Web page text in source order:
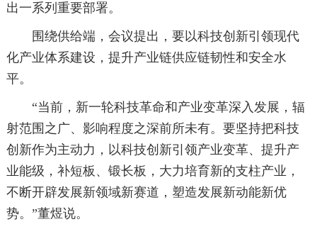
出一系列重要部署。
围绕供给端，会议提出，要以科技创新引领现代
化产业体系建设，提升产业链供应链韧性和安全水
平。
“当前，新一轮科技革命和产业变革深入发展，辐
射范围之广、影响程度之深前所未有。要坚持把科技
创新作为主动力，以科技创新引领产业变革、提升产
业能级，补短板、锻长板，大力培育新的支柱产业，
不断开辟发展新领域新赛道，塑造发展新动能新优
势。”董煜说。